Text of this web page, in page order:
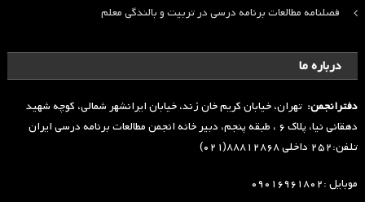
فصلنامه مطالعات برنامه درسی در تربیت و بالندگی معلم
درباره ما
دفترانجمن: تهران، خیابان کریم خان زند، خیابان ایرانشهر شمالی، کوچه شهید
دهقانی نیا، پلاک ۶ ، طبقه پنجم، دبیر خانه انجمن مطالعات برنامه درسی ایران
تلفن:۲۵۲ داخلی ۸۸۸۱۲۸۶۸(۰۲۱)
موبایل :۰۹۰۱۶۹۶۱۸۰۲